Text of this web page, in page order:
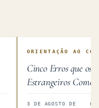
ORIENTAÇÃO AO
Cinco Erros que os
Estrangeiros
3 DE AGOSTO DE
6